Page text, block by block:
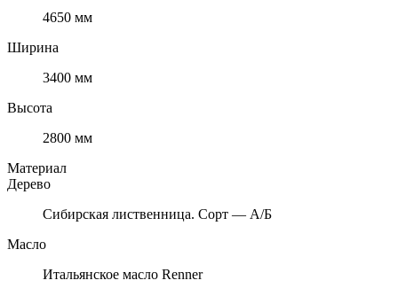
4650 мм
Ширина
3400 мм
Высота
2800 мм
Материал
Дерево
Сибирская лиственница. Сорт — А/Б
Масло
Итальянское масло Renner